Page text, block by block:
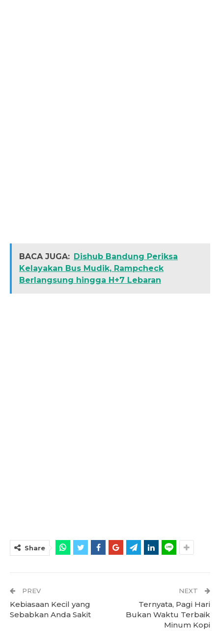
BACA JUGA: Dishub Bandung Periksa
Kelayakan Bus Mudik, Rampcheck
Berlangsung hingga H+7 Lebaran
Share
PREV
Kebiasaan Kecil yang
Sebabkan Anda Sakit
NEXT
Ternyata, Pagi Hari
Bukan Waktu Terbaik
Minum Kopi